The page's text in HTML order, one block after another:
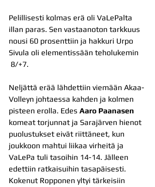
Pelillisesti kolmas erä oli VaLePalta
illan paras. Sen vastaanoton tarkkuus
nousi 60 prosenttiin ja hakkuri Urpo
Sivula oli elementissään teholukemin
8/+7.
Neljättä erää lähdettiin viemään Akaa-
Volleyn johtaessa kahden ja kolmen
pisteen erolla. Edes Aaro Paanasen
komeat torjunnat ja Sarajärven hienot
puolustukset eivät riittäneet, kun
joukkoon mahtui liikaa virheitä ja
VaLePa tuli tasoihin 14-14. Jälleen
edettiin ratkaisuihin tasapäisesti.
Kokenut Ropponen yltyi tärkeisiin